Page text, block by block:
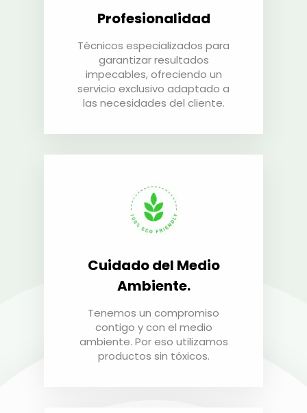
Profesionalidad
Técnicos especializados para
garantizar resultados
impecables, ofreciendo un
servicio exclusivo adaptado a
las necesidades del cliente.
Cuidado del Medio
Ambiente.
Tenemos un compromiso
contigo y con el medio
ambiente. Por eso utilizamos
productos sin tóxicos.